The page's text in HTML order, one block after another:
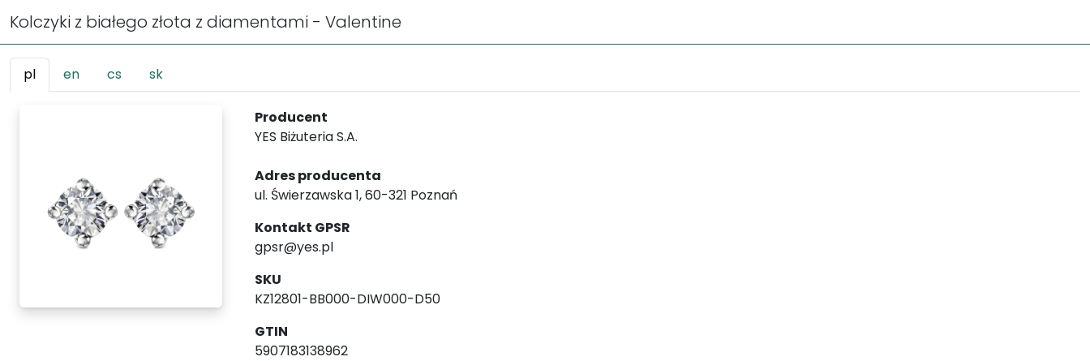
Kolczyki z białego złota z diamentami - Valentine
pl en cs sk
Producent
YES Biżuteria S.A.
Adres producenta
ul. Świerzawska 1, 60-321 Poznań
Kontakt GPSR
gpsr@yes.pl
SKU
KZ12801-BB000-DIW000-D50
GTIN
5907183138962